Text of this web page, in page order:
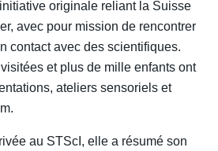
originale reliant la Suisse
avec pour mission de rencontrer
contact avec des scientifiques.
et plus de mille enfants ont
ateliers sensoriels et
au STScI, elle a résumé son